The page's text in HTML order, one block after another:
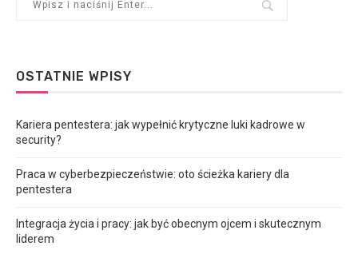
OSTATNIE WPISY
Kariera pentestera: jak wypełnić krytyczne luki kadrowe w
security?
Praca w cyberbezpieczeństwie: oto ścieżka kariery dla
pentestera
Integracja życia i pracy: jak być obecnym ojcem i skutecznym
liderem